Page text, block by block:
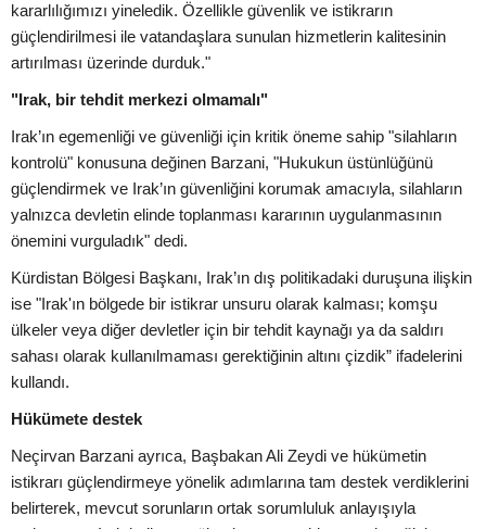
kararlılığımızı yineledik. Özellikle güvenlik ve istikrarın
güçlendirilmesi ile vatandaşlara sunulan hizmetlerin kalitesinin
artırılması üzerinde durduk."
"Irak, bir tehdit merkezi olmamalı"
Irak’ın egemenliği ve güvenliği için kritik öneme sahip "silahların
kontrolü" konusuna değinen Barzani, "Hukukun üstünlüğünü
güçlendirmek ve Irak’ın güvenliğini korumak amacıyla, silahların
yalnızca devletin elinde toplanması kararının uygulanmasının
önemini vurguladık" dedi.
Kürdistan Bölgesi Başkanı, Irak’ın dış politikadaki duruşuna ilişkin
ise "Irak'ın bölgede bir istikrar unsuru olarak kalması; komşu
ülkeler veya diğer devletler için bir tehdit kaynağı ya da saldırı
sahası olarak kullanılmaması gerektiğinin altını çizdik” ifadelerini
kullandı.
Hükümete destek
Neçirvan Barzani ayrıca, Başbakan Ali Zeydi ve hükümetin
istikrarı güçlendirmeye yönelik adımlarına tam destek verdiklerini
belirterek, mevcut sorunların ortak sorumluluk anlayışıyla